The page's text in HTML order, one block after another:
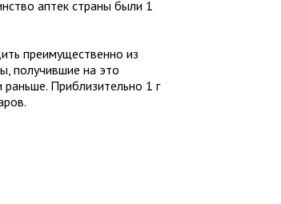
аптек страны были 1
преимущественно из
получившие на это
Приблизительно 1 г